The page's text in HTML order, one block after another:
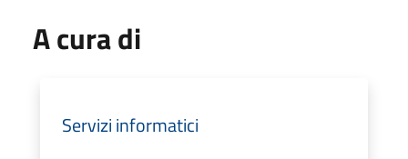
A cura di
Servizi informatici